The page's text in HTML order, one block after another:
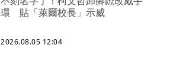
環 貼「萊爾校長」示威
2026.08.05 12:04